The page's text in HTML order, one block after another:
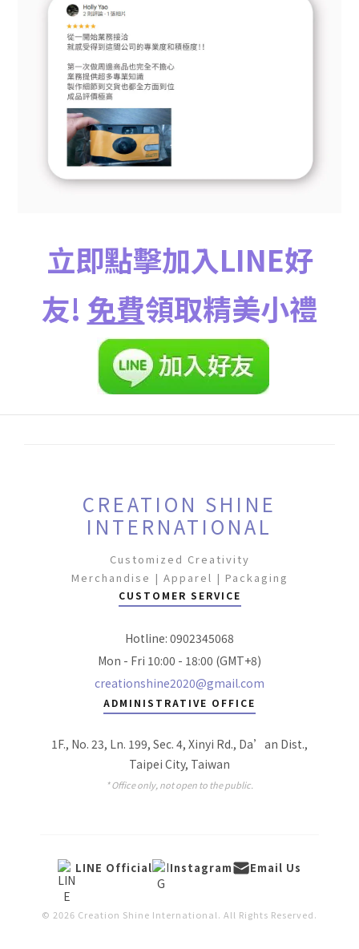
立即點擊加入LINE好
友! 免費領取精美小禮
CREATION SHINE
INTERNATIONAL
Customized Creativity
Merchandise | Apparel | Packaging
CUSTOMER SERVICE
Hotline: 0902345068
Mon - Fri 10:00 - 18:00 (GMT+8)
creationshine2020@gmail.com
ADMINISTRATIVE OFFICE
1F., No. 23, Ln. 199, Sec. 4, Xinyi Rd., Da’an Dist.,
Taipei City, Taiwan
* Office only, not open to the public.
LINE Official Instagram Email Us
© 2026 Creation Shine International. All Rights Reserved.